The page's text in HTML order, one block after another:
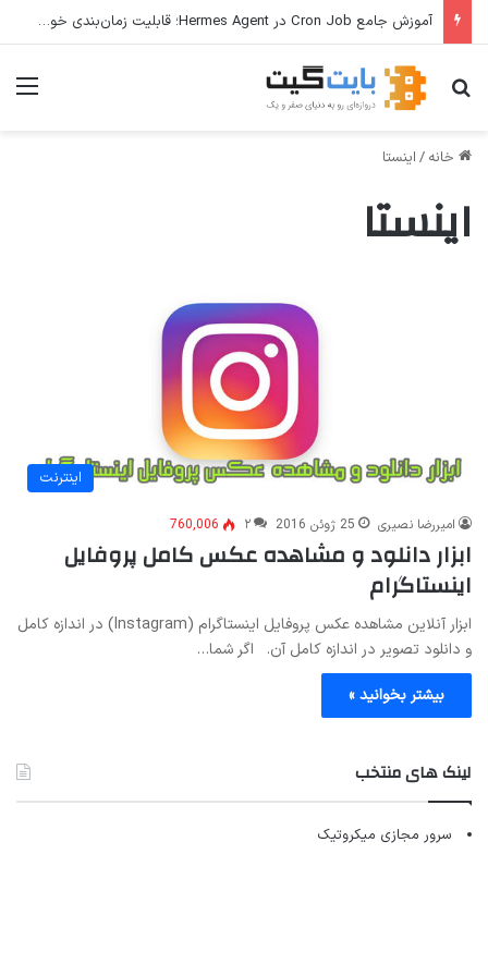
آموزش جامع Cron Job در Hermes Agent؛ قابلیت زمان‌بندی خودکار وظایف
جستجو برای
خانه / اینستا
اینستا
اینترنت
امیررضا نصیری 25 ژوئن 2016 ۲ 760,006
ابزار دانلود و مشاهده عکس کامل پروفایل
اینستاگرام
ابزار آنلاین مشاهده عکس پروفایل اینستاگرام (Instagram) در اندازه کامل
و دانلود تصویر در اندازه کامل آن. اگر شما…
بیشتر بخوانید »
لینک های منتخب
سرور مجازی میکروتیک